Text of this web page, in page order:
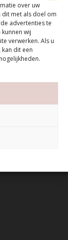
over uw
met als doel om
advertenties te
wij
verwerken. Als u
dit een